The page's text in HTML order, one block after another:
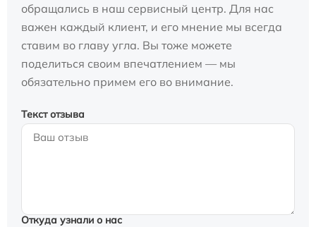
обращались в наш сервисный центр. Для нас
важен каждый клиент, и его мнение мы всегда
ставим во главу угла. Вы тоже можете
поделиться своим впечатлением — мы
обязательно примем его во внимание.
Текст отзыва
Откуда узнали о нас